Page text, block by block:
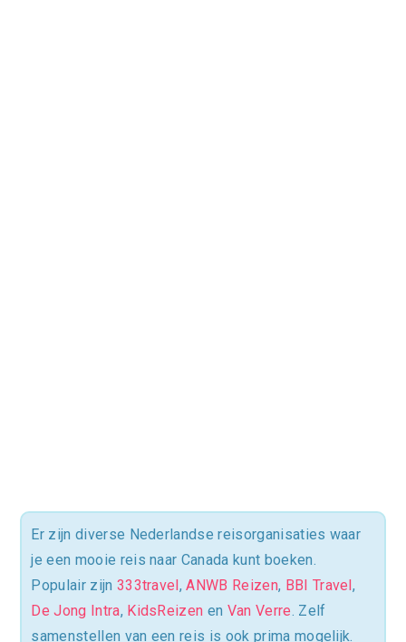
Er zijn diverse Nederlandse reisorganisaties waar
je een mooie reis naar Canada kunt boeken.
Populair zijn 333travel ,ANWB Reizen, BBI Travel ,
De Jong Intra, KidsReizen en Van Verre. Zelf
samenstellen van een reis is ook prima mogelijk.